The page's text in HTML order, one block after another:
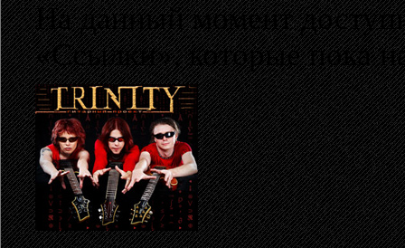
На данный момент
«Ссылки», которые пока